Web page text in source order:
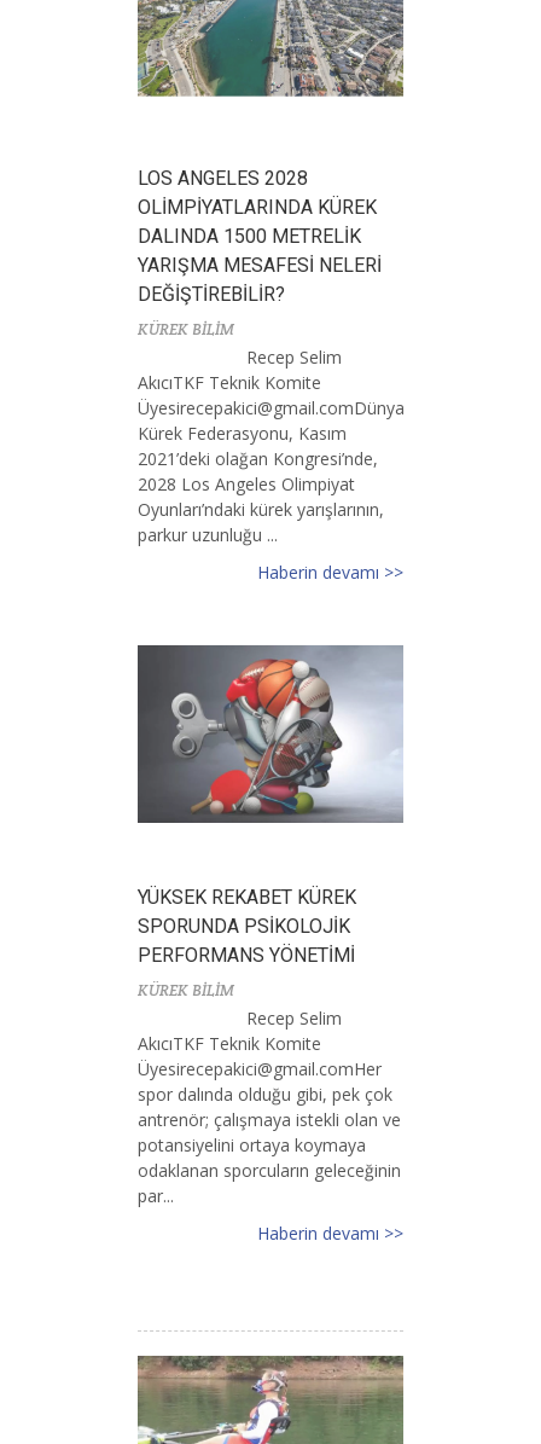
LOS ANGELES 2028
OLİMPİYATLARINDA KÜREK
DALINDA 1500 METRELİK
YARIŞMA MESAFESİ NELERİ
DEĞİŞTİREBİLİR?
KÜREK BİLİM
Recep Selim
AkıcıTKF Teknik Komite
Üyesirecepakici@gmail.comDünya
Kürek Federasyonu, Kasım
2021’deki olağan Kongresi’nde,
2028 Los Angeles Olimpiyat
Oyunları’ndaki kürek yarışlarının,
parkur uzunluğu ...
Haberin devamı >>
YÜKSEK REKABET KÜREK
SPORUNDA PSİKOLOJİK
PERFORMANS YÖNETİMİ
KÜREK BİLİM
Recep Selim
AkıcıTKF Teknik Komite
Üyesirecepakici@gmail.comHer
spor dalında olduğu gibi, pek çok
antrenör; çalışmaya istekli olan ve
potansiyelini ortaya koymaya
odaklanan sporcuların geleceğinin
par...
Haberin devamı >>